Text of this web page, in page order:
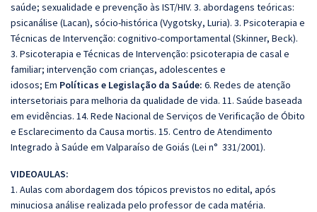
saúde; sexualidade e prevenção às IST/HIV. 3. abordagens teóricas:
psicanálise (Lacan), sócio-histórica (Vygotsky, Luria). 3. Psicoterapia e
Técnicas de Intervenção: cognitivo-comportamental (Skinner, Beck).
3. Psicoterapia e Técnicas de Intervenção: psicoterapia de casal e
familiar; intervenção com crianças, adolescentes e
idosos; Em Políticas e Legislação da Saúde: 6. Redes de atenção
intersetoriais para melhoria da qualidade de vida. 11. Saúde baseada
em evidências. 14. Rede Nacional de Serviços de Verificação de Óbito
e Esclarecimento da Causa mortis. 15. Centro de Atendimento
Integrado à Saúde em Valparaíso de Goiás (Lei n° 331/2001).
VIDEOAULAS:
1. Aulas com abordagem dos tópicos previstos no edital, após
minuciosa análise realizada pelo professor de cada matéria.